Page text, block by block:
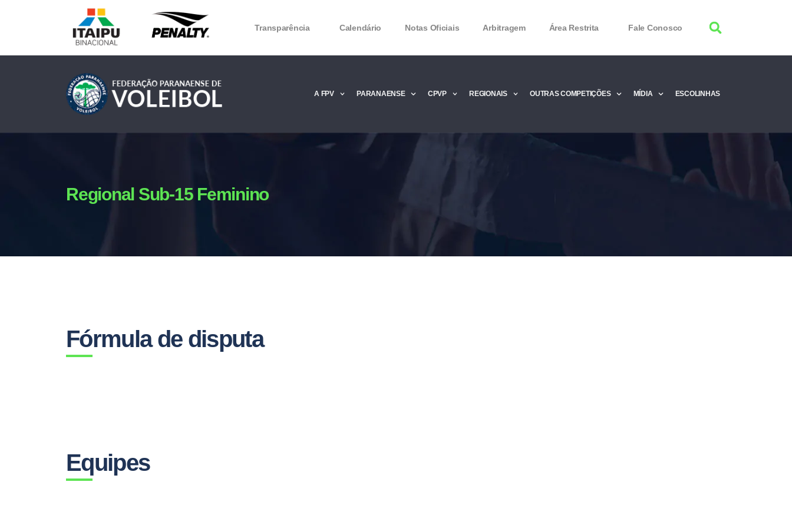
Transparência Calendário Notas Oficiais Arbitragem Área Restrita Fale Conosco
A FPV
Microsoft Office 2016 Product Key 2020 – Free Product Keys
PARANAENSE CPVP REGIONAIS OUTRAS COMPETIÇÕES MÍDIA ESCOLINHAS
Regional Sub-15 Feminino
Fórmula de disputa
Equipes